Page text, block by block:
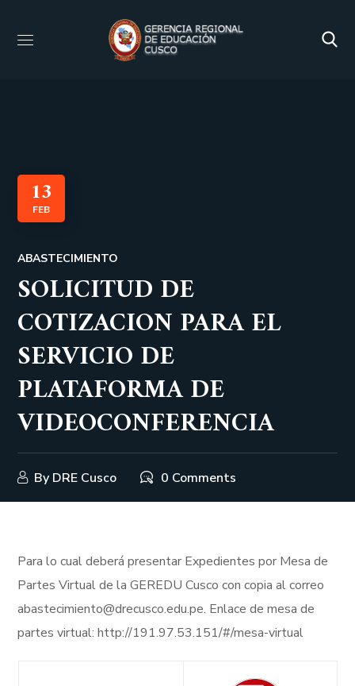
13
FEB
ABASTECIMIENTO
SOLICITUD DE
COTIZACION PARA EL
SERVICIO DE
PLATAFORMA DE
VIDEOCONFERENCIA
By DRE Cusco 0 Comments
Para lo cual deberá presentar Expedientes por Mesa de
Partes Virtual de la GEREDU Cusco con copia al correo
abastecimiento@drecusco.edu.pe. Enlace de mesa de
partes virtual: http://191.97.53.151/#/mesa-virtual